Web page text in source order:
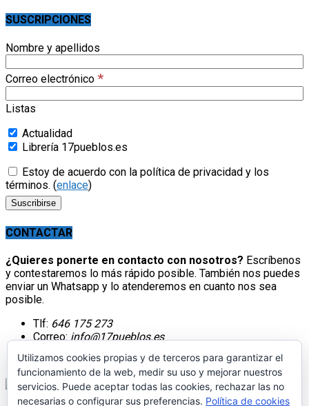
SUSCRIPCIONES
Nombre y apellidos
Correo electrónico *
Listas
Actualidad
Librería 17pueblos.es
Estoy de acuerdo con la política de privacidad y los
términos. (enlace)
CONTACTAR
¿Quieres ponerte en contacto con nosotros? Escríbenos
y contestaremos lo más rápido posible. También nos puedes
enviar un Whatsapp y lo atenderemos en cuanto nos sea
posible.
Tlf: 646 175 273
Correo:info@17pueblos.es
Utilizamos cookies propias y de terceros para garantizar el
funcionamiento de la web, medir su uso y mejorar nuestros
servicios. Puede aceptar todas las cookies, rechazar las no
necesarias o configurar sus preferencias. Política de cookies